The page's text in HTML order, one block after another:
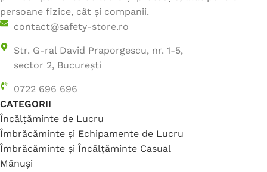
persoane fizice, cât și companii.
contact@safety-store.ro
Str. G-ral David Praporgescu, nr. 1-5,
sector 2, București
0722 696 696
CATEGORII
Încălțăminte de Lucru
Îmbrăcăminte și Echipamente de Lucru
Îmbrăcăminte și Încălțăminte Casual
Mănuși